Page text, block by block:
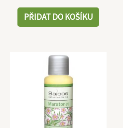
PŘIDAT DO KOŠÍKU